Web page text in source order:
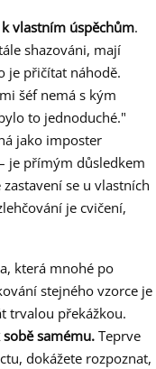
vlastním úspěchům.
shazováni, mají
je přičítat náhodě.
šéf nemá s kým
to jednoduché."
jako imposter
je přímým důsledkem
se u vlastních
je cvičení,
která mnohé po
stejného vzorce je
trvalou překážkou.
samému. Teprve
dokážete rozpoznat,